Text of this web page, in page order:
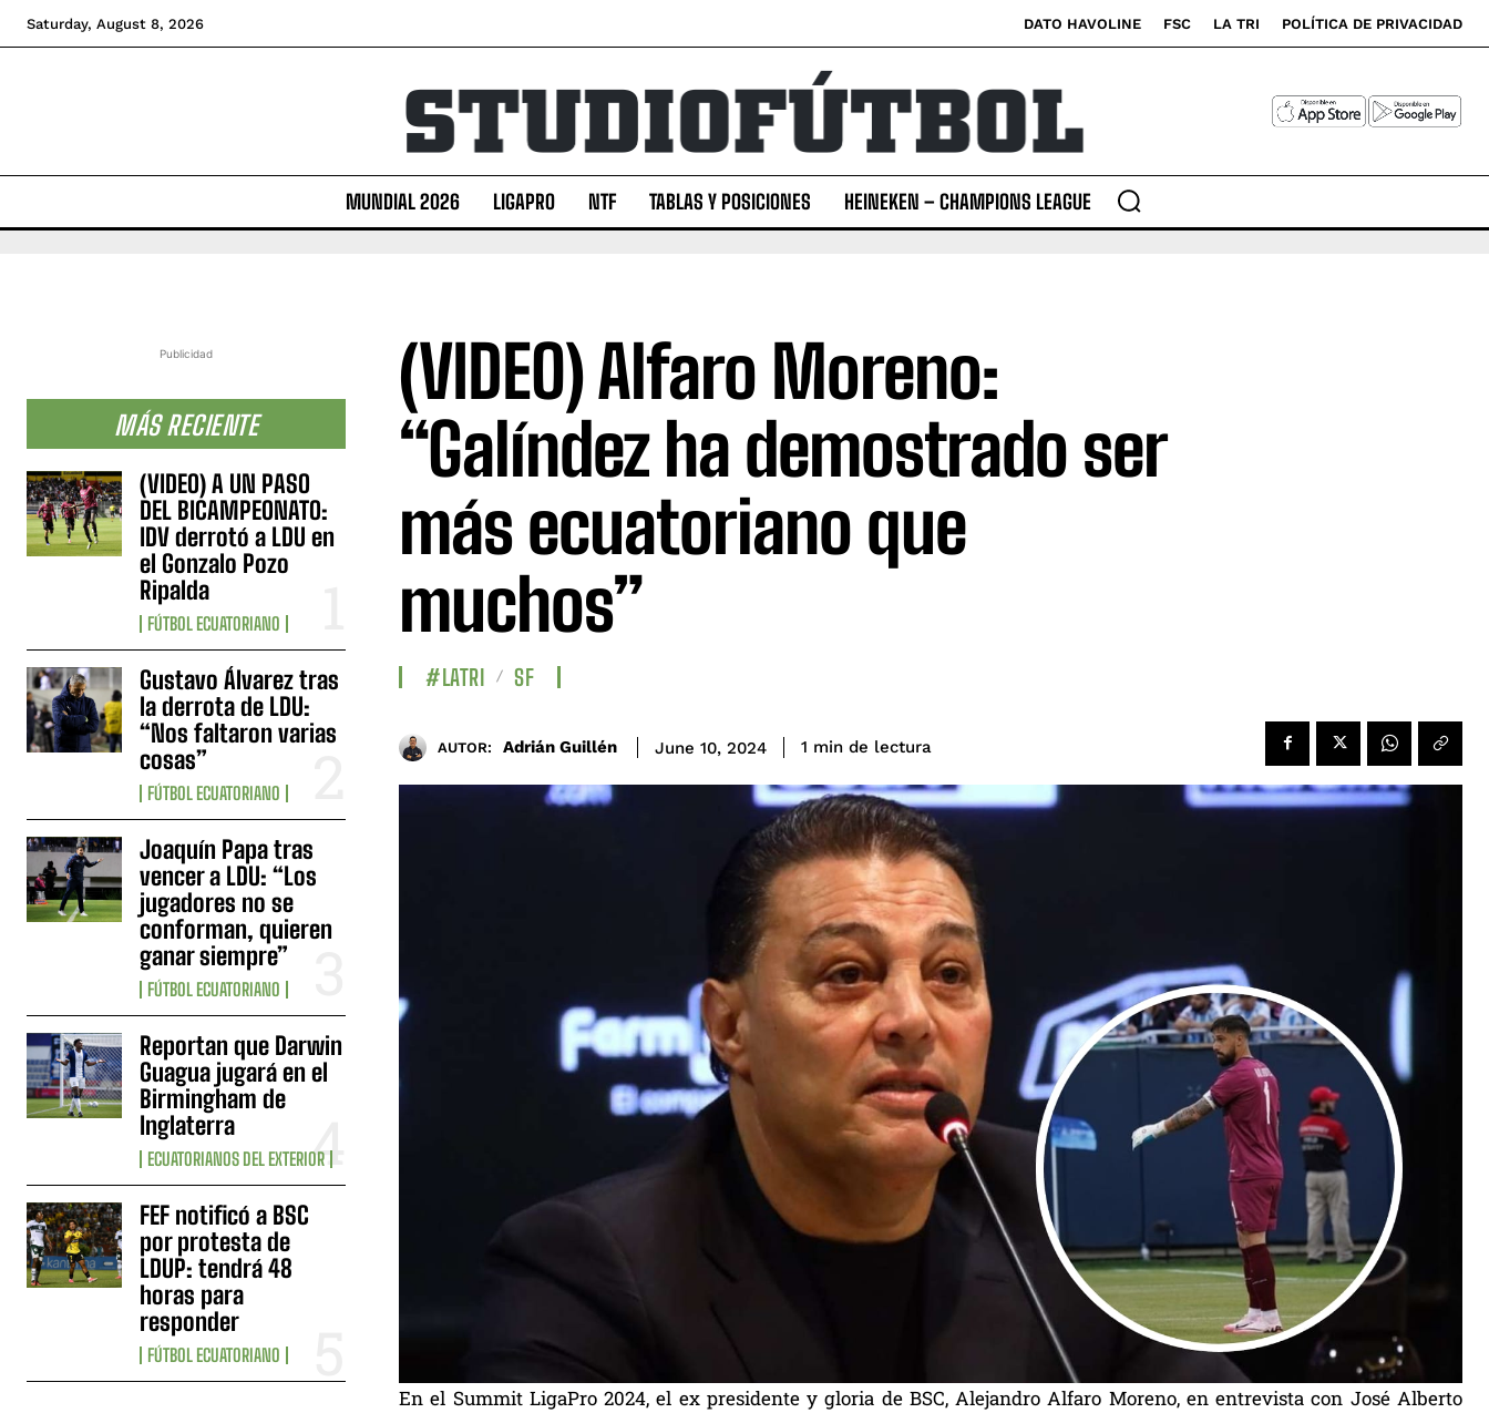
Saturday, August 8, 2026 DATO HAVOLINE FSC LA TRI POLÍTICA DE PRIVACIDAD
MUNDIAL 2026 LIGAPRO NTF TABLAS Y POSICIONES HEINEKEN – CHAMPIONS LEAGUE
Publicidad
MÁS RECIENTE
(VIDEO) A UN PASO
DEL BICAMPEONATO:
IDV derrotó a LDU en
el Gonzalo Pozo
Ripalda
FÚTBOL ECUATORIANO
Gustavo Álvarez tras
la derrota de LDU:
“Nos faltaron varias
cosas”
FÚTBOL ECUATORIANO
Joaquín Papa tras
vencer a LDU: “Los
jugadores no se
conforman, quieren
ganar siempre”
FÚTBOL ECUATORIANO
Reportan que Darwin
Guagua jugará en el
Birmingham de
Inglaterra
ECUATORIANOS DEL EXTERIOR
FEF notificó a BSC
por protesta de
LDUP: tendrá 48
horas para
responder
FÚTBOL ECUATORIANO
(VIDEO) Alfaro Moreno:
“Galíndez ha demostrado ser
más ecuatoriano que
muchos”
#LATRI SF
AUTOR: Adrián Guillén June 10, 2024 1 min de lectura
En el Summit LigaPro 2024, el ex presidente y gloria de BSC, Alejandro Alfaro Moreno, en entrevista con José Alberto